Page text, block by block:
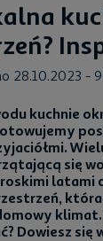
28.10.2023 -
kuchnie
się
latami
która
klimat.
Dowiesz się